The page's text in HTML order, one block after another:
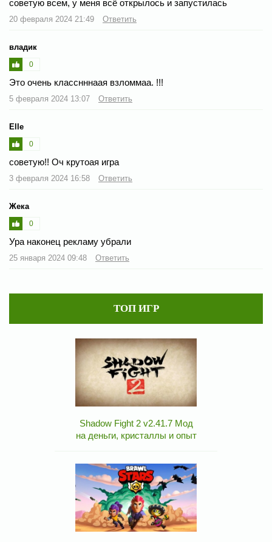
советую всем, у меня всё открылось и запустилась
20 февраля 2024 21:49 Ответить
владик
0
Это очень класснннаая взломмаа. !!!
5 февраля 2024 13:07 Ответить
Elle
0
советую!! Оч крутоая игра
3 февраля 2024 16:58 Ответить
Жека
0
Ура наконец рекламу убрали
25 января 2024 09:48 Ответить
ТОП ИГР
Shadow Fight 2 v2.41.7 Мод
на деньги, кристаллы и опыт